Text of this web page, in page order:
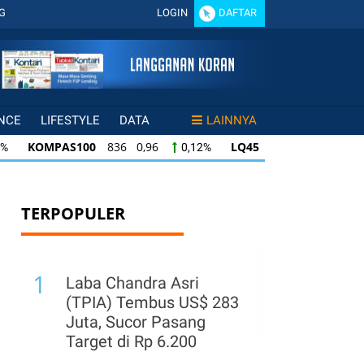
LOGIN DAFTAR
LIFESTYLE DATA LAINNYA
KOMPAS100 836 0,96 0,12% LQ45 634 -0,07
KOMPAS100 836 0,96 0,12% LQ45 634 -0,07
TERPOPULER
1
Laba Chandra Asri
(TPIA) Tembus US$ 283
Juta, Sucor Pasang
Target di Rp 6.200